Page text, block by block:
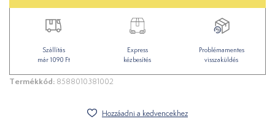
Szállítás
már 1090 Ft
Express
kézbesítés
Problémamentes
visszaküldés
Termékkód: 8588010381002
Hozzáadni a kedvencekhez